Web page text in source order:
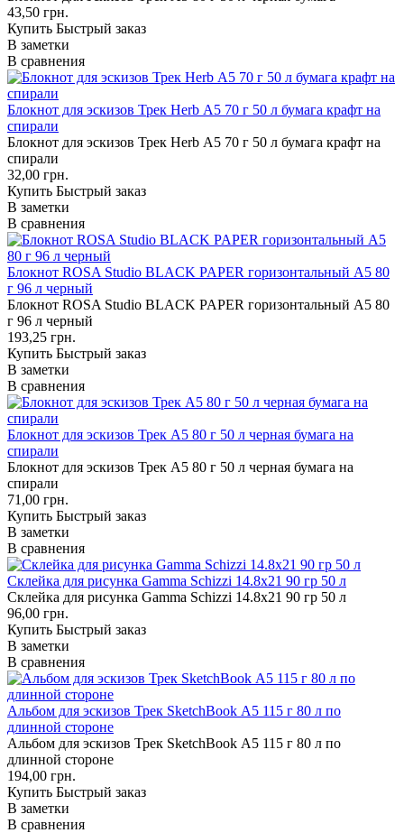
43,50 грн.
Купить Быстрый заказ
В заметки
В сравнения
Блокнот для эскизов Трек Herb А5 70 г 50 л бумага крафт на
спирали
Блокнот для эскизов Трек Herb А5 70 г 50 л бумага крафт на
спирали
32,00 грн.
Купить Быстрый заказ
В заметки
В сравнения
Блокнот ROSA Studio BLACK PAPER горизонтальный А5 80
г 96 л черный
Блокнот ROSA Studio BLACK PAPER горизонтальный А5 80
г 96 л черный
193,25 грн.
Купить Быстрый заказ
В заметки
В сравнения
Блокнот для эскизов Трек А5 80 г 50 л черная бумага на
спирали
Блокнот для эскизов Трек А5 80 г 50 л черная бумага на
спирали
71,00 грн.
Купить Быстрый заказ
В заметки
В сравнения
Склейка для рисунка Gamma Schizzi 14.8х21 90 гр 50 л
Склейка для рисунка Gamma Schizzi 14.8х21 90 гр 50 л
96,00 грн.
Купить Быстрый заказ
В заметки
В сравнения
Альбом для эскизов Трек SketchBook А5 115 г 80 л по
длинной стороне
Альбом для эскизов Трек SketchBook А5 115 г 80 л по
длинной стороне
194,00 грн.
Купить Быстрый заказ
В заметки
В сравнения